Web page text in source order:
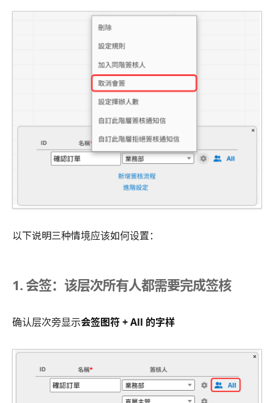
以下说明三种情境应该如何设置：
1. 会签：该层次所有人都需要完成签核
确认层次旁显示会签图符 + All 的字样